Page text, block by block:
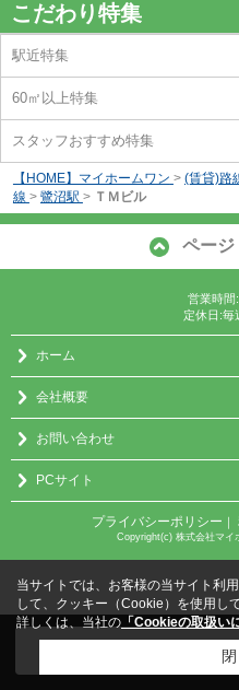
こだわり特集
駅近特集
60㎡以上特集
スタッフおすすめ特集
【HOME】マイホームワン > (賃貸)路
線 > 鷺沼駅 > ＴＭビル
ページ
営業時間
定休日:毎
ホーム
会社概要
お問い合わせ
PCサイト
プライバシーポリシー
Copyright(c) 株式会社マイ
こちらの物件をご覧の
当サイトでは、お客様の当サイト利
して、クッキー（Cookie）を使用し
詳しくは、当社の 「Cookieの取扱い